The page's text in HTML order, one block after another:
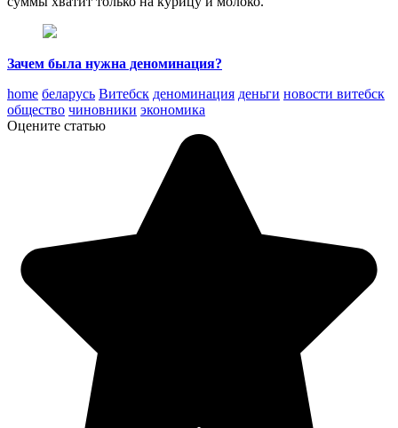
Зачем была нужна деноминация?
home беларусь Витебск деноминация деньги новости витебск
общество чиновники экономика
Оцените статью